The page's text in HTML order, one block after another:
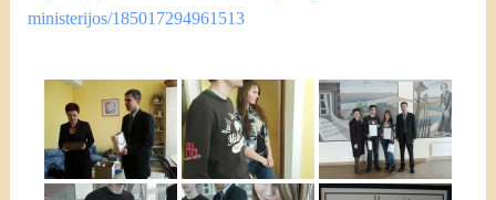
ministerijos/185017294961513